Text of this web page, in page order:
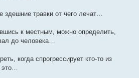
здешние травки от чего лечат…
к местным, можно определить,
до человека…
когда спрогрессирует кто-то из
это…